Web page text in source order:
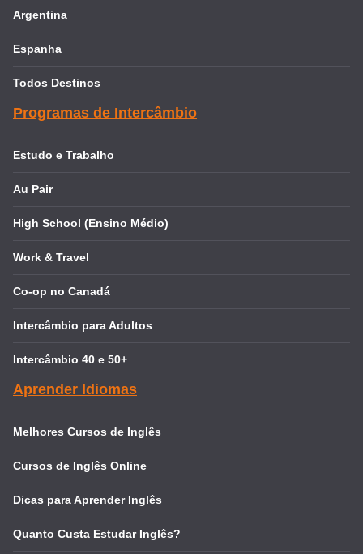
Argentina
Espanha
Todos Destinos
Programas de Intercâmbio
Estudo e Trabalho
Au Pair
High School (Ensino Médio)
Work & Travel
Co-op no Canadá
Intercâmbio para Adultos
Intercâmbio 40 e 50+
Aprender Idiomas
Melhores Cursos de Inglês
Cursos de Inglês Online
Dicas para Aprender Inglês
Quanto Custa Estudar Inglês?